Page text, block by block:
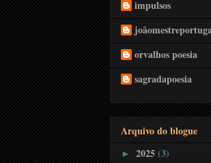
impulsos
orvalhos poesia
sagradapoesia
Arquivo do blogue
► 2025(3)